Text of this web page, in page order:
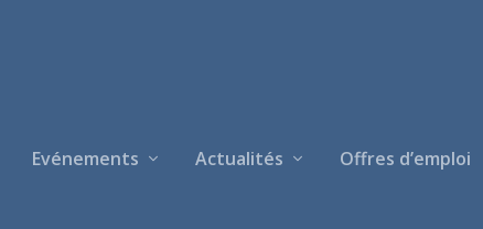
Evénements Actualités Offres d’emploi